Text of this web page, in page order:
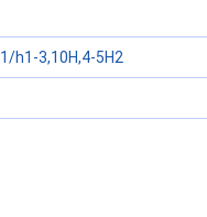
h1-3,10H,4-5H2